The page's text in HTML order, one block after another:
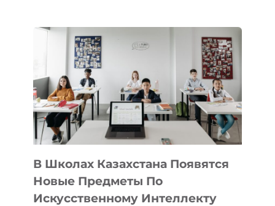
DEAL
VELOCITY
BY
MOST
—
МЕЖДУНАРОДНУЮ
ПРОГРАММУ
ДЛЯ
ТЕХНОЛОГИЧЕСКИХ
В Школах Казахстана Появятся
Новые Предметы По
Искусственному Интеллекту